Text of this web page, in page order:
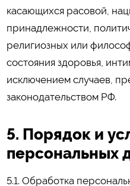
касающихся расовой,
принадлежности,
религиозных или
состояния здоровья,
исключением случаев,
законодательством РФ.
5. Порядок и
персональных
5.1. Обработка